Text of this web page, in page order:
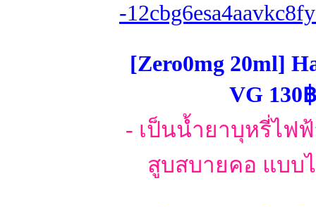
-
[Zero0mg 20ml]
VG
- เป็นน้ำยาบุหรี่ไฟ
สูบสบายคอ แบบ